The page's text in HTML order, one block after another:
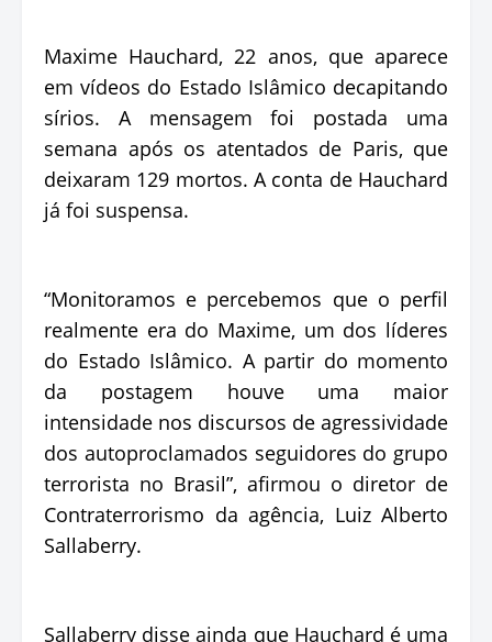
Maxime Hauchard, 22 anos, que aparece
em vídeos do Estado Islâmico decapitando
sírios. A mensagem foi postada uma
semana após os atentados de Paris, que
deixaram 129 mortos. A conta de Hauchard
já foi suspensa.
“Monitoramos e percebemos que o perfil
realmente era do Maxime, um dos líderes
do Estado Islâmico. A partir do momento
da postagem houve uma maior
intensidade nos discursos de agressividade
dos autoproclamados seguidores do grupo
terrorista no Brasil”, afirmou o diretor de
Contraterrorismo da agência, Luiz Alberto
Sallaberry.
Sallaberry disse ainda que Hauchard é uma